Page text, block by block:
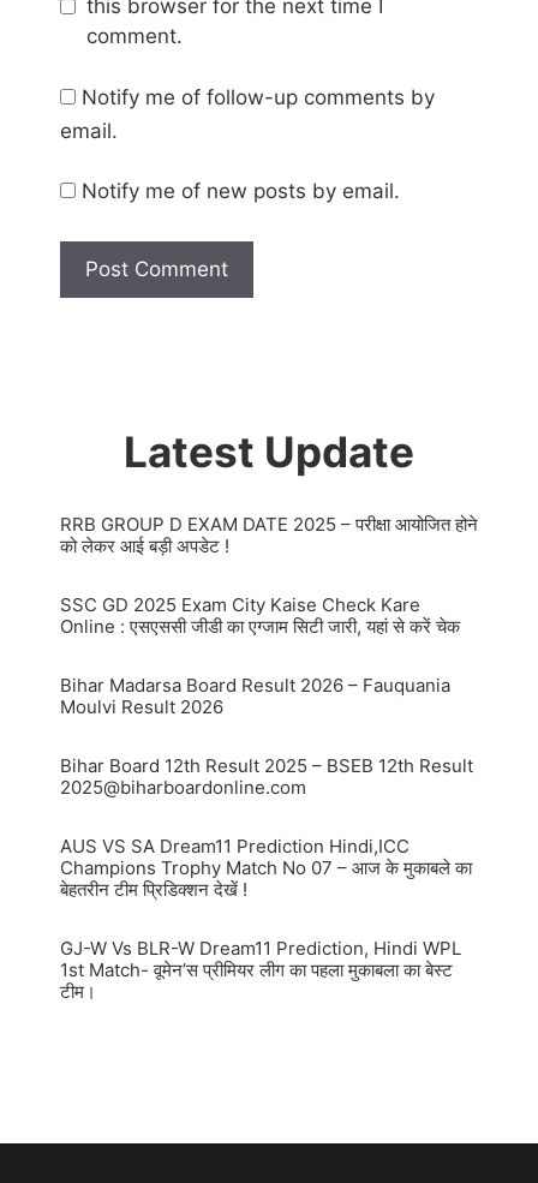
this browser for the next time I
comment.
Notify me of follow-up comments by
email.
Notify me of new posts by email.
Latest Update
RRB GROUP D EXAM DATE 2025 – परीक्षा आयोजित होने
को लेकर आई बड़ी अपडेट !
SSC GD 2025 Exam City Kaise Check Kare
Online : एसएससी जीडी का एग्जाम सिटी जारी, यहां से करें चेक
Bihar Madarsa Board Result 2026 – Fauquania
Moulvi Result 2026
Bihar Board 12th Result 2025 – BSEB 12th Result
2025@biharboardonline.com
AUS VS SA Dream11 Prediction Hindi,ICC
Champions Trophy Match No 07 – आज के मुकाबले का
बेहतरीन टीम प्रिडिक्शन देखें !
GJ-W Vs BLR-W Dream11 Prediction, Hindi WPL
1st Match- वूमेन’स प्रीमियर लीग का पहला मुकाबला का बेस्ट
टीम।